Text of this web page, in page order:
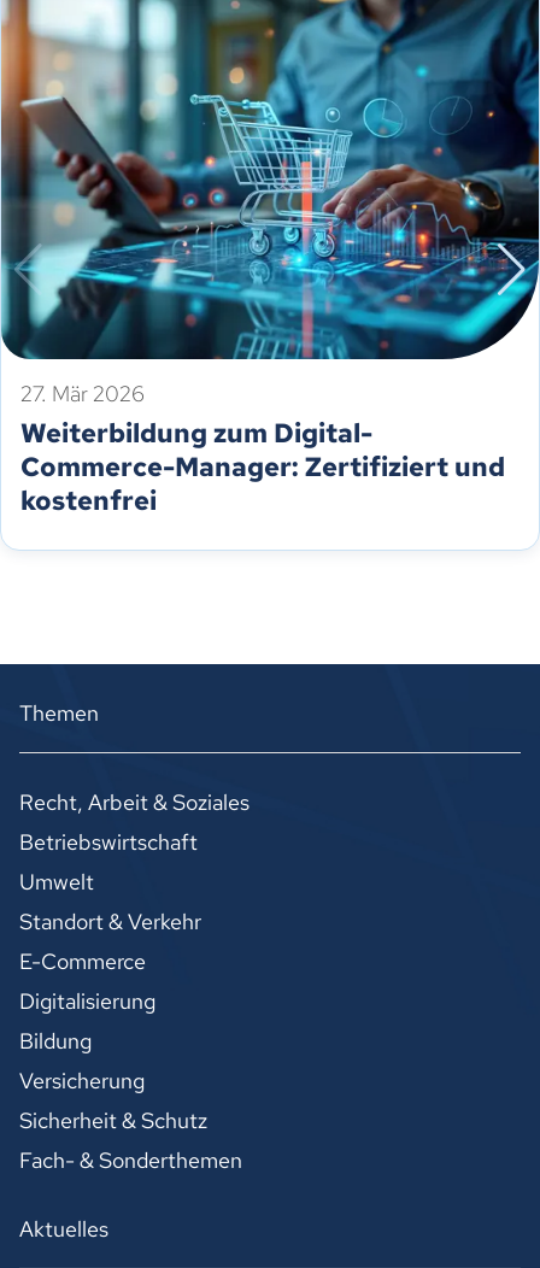
27. Mär 2026
Weiterbildung zum Digital-
Commerce-Manager: Zertifiziert und
kostenfrei
Themen
Recht, Arbeit & Soziales
Betriebswirtschaft
Umwelt
Standort & Verkehr
E-Commerce
Digitalisierung
Bildung
Versicherung
Sicherheit & Schutz
Fach- & Sonderthemen
Aktuelles